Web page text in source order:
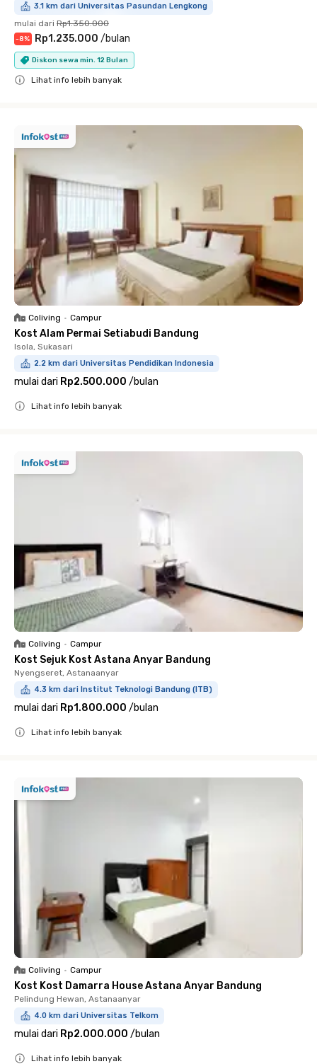
3.1 km dari Universitas Pasundan Lengkong
mulai dari Rp1.350.000
-8% Rp1.235.000 /bulan
Diskon sewa min. 12 Bulan
Lihat info lebih banyak
Coliving • Campur
Kost Alam Permai Setiabudi Bandung
Isola, Sukasari
2.2 km dari Universitas Pendidikan Indonesia
mulai dari Rp2.500.000 /bulan
Lihat info lebih banyak
Coliving • Campur
Kost Sejuk Kost Astana Anyar Bandung
Nyengseret, Astanaanyar
4.3 km dari Institut Teknologi Bandung (ITB)
mulai dari Rp1.800.000 /bulan
Lihat info lebih banyak
Coliving • Campur
Kost Kost Damarra House Astana Anyar Bandung
Pelindung Hewan, Astanaanyar
4.0 km dari Universitas Telkom
mulai dari Rp2.000.000 /bulan
Lihat info lebih banyak